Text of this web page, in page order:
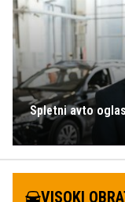
Spletni avto
VISOKI